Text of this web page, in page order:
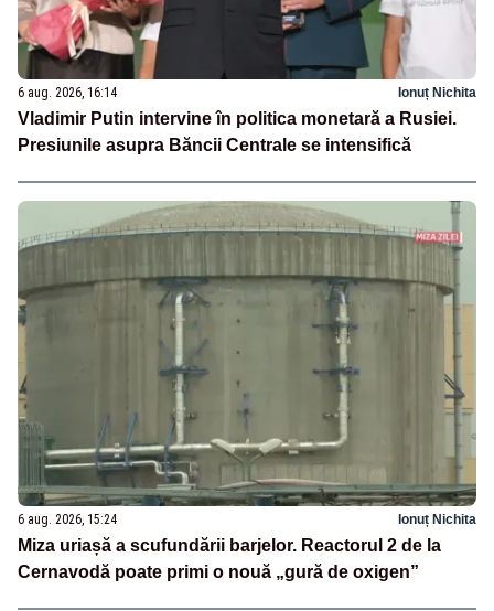
6 aug. 2026, 16:14 Ionuț Nichita
Vladimir Putin intervine în politica monetară a Rusiei.
Presiunile asupra Băncii Centrale se intensifică
6 aug. 2026, 15:24 Ionuț Nichita
Miza uriașă a scufundării barjelor. Reactorul 2 de la
Cernavodă poate primi o nouă „gură de oxigen”